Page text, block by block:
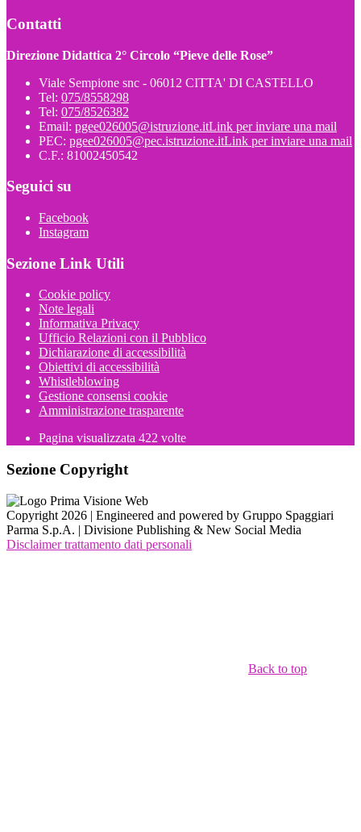
Contatti
Direzione Didattica 2° Circolo “Pieve delle Rose”
Viale Sempione snc - 06012 CITTA' DI CASTELLO
Tel: 075/8558298
Tel: 075/8526382
Email: pgee026005@istruzione.itLink per inviare una mail
PEC: pgee026005@pec.istruzione.itLink per inviare una mail
C.F.: 81002450542
Seguici su
Facebook
Instagram
Sezione Link Utili
Cookie policy
Note legali
Informativa Privacy
Ufficio Relazioni con il Pubblico
Dichiarazione di accessibilità
Obiettivi di accessibilità
Whistleblowing
Gestione consensi cookie
Amministrazione trasparente
Pagina visualizzata 422 volte
Sezione Copyright
Copyright 2026 | Engineered and powered by Gruppo Spaggiari
Parma S.p.A. | Divisione Publishing & New Social Media
Disclaimer trattamento dati personali
Back to top